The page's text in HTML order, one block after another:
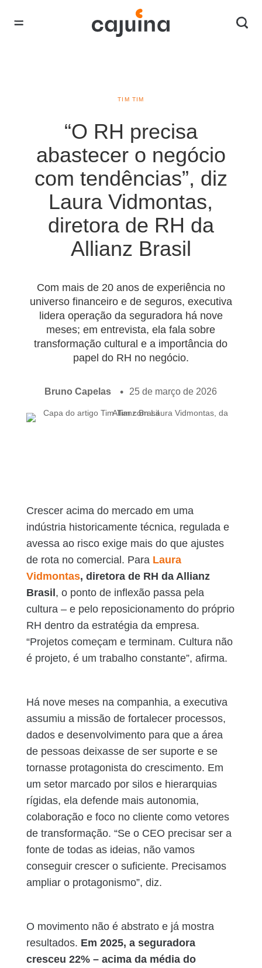
TIM TIM
“O RH precisa
abastecer o negócio
com tendências”, diz
Laura Vidmontas,
diretora de RH da
Allianz Brasil
Com mais de 20 anos de experiência no
universo financeiro e de seguros, executiva
lidera operação da seguradora há nove
meses; em entrevista, ela fala sobre
transformação cultural e a importância do
papel do RH no negócio.
Bruno Capelas 25 de março de 2026
Crescer acima do mercado em uma
indústria historicamente técnica, regulada e
avessa ao risco exige mais do que ajustes
de rota no comercial. Para Laura
Vidmontas, diretora de RH da Allianz
Brasil, o ponto de inflexão passa pela
cultura – e pelo reposicionamento do próprio
RH dentro da estratégia da empresa.
“Projetos começam e terminam. Cultura não
é projeto, é um trabalho constante”, afirma.
Há nove meses na companhia, a executiva
assumiu a missão de fortalecer processos,
dados e desenvolvimento para que a área
de pessoas deixasse de ser suporte e se
tornasse protagonista do crescimento. Em
um setor marcado por silos e hierarquias
rígidas, ela defende mais autonomia,
colaboração e foco no cliente como vetores
de transformação. “Se o CEO precisar ser a
fonte de todas as ideias, não vamos
conseguir crescer o suficiente. Precisamos
ampliar o protagonismo”, diz.
O movimento não é abstrato e já mostra
resultados. Em 2025, a seguradora
cresceu 22% – acima da média do